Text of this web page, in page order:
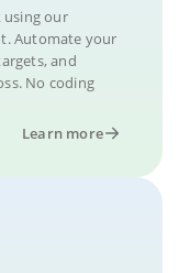
using our
Automate your
and
No coding
Learn more